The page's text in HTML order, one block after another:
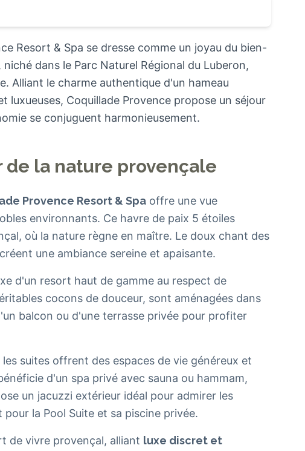
Resort & Spa se dresse comme un joyau du bien-
dans le Parc Naturel Régional du Luberon,
Alliant le charme authentique d'un hameau
luxueuses, Coquillade Provence propose un séjour
se conjuguent harmonieusement.
la nature provençale
Provence Resort & Spa offre une vue
environnants. Ce havre de paix 5 étoiles
où la nature règne en maître. Le doux chant des
une ambiance sereine et apaisante.
d'un resort haut de gamme au respect de
cocons de douceur, sont aménagées dans
balcon ou d'une terrasse privée pour profiter
suites offrent des espaces de vie généreux et
d'un spa privé avec sauna ou hammam,
un jacuzzi extérieur idéal pour admirer les
la Pool Suite et sa piscine privée.
de vivre provençal, alliant luxe discret et